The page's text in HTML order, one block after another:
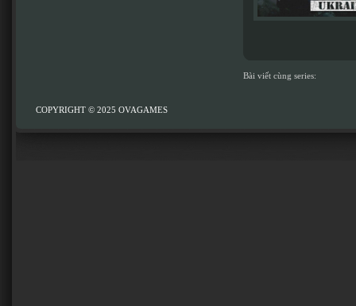
Bài viết cùng series:
COPYRIGHT © 2025 OVAGAMES